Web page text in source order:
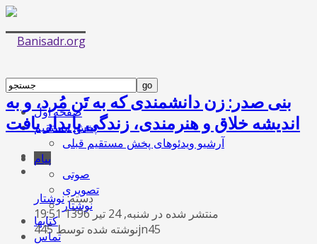
صفحه اول
پخش مستقیم
آرشیو ویدئوهای پخش مستقیم قبلی
پیام
صوتی
تصویری
نوشتار
کتابها
تماس
بنی صدر: زن دانشمندی که به تَن مُرد، و به
اندیشه خلاق و هنرمندی، زندگی پایدار یافت
دسته:نوشتار
منتشر شده در شنبه, 24 تیر 1396 19:51
نوشته شده توسط 445jn45